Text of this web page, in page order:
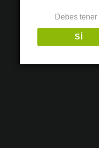
Debes tener
SÍ